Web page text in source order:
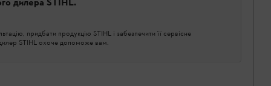
придбати продукцію STIHL і забезпечити її сервісне
STIHL охоче допоможе вам.